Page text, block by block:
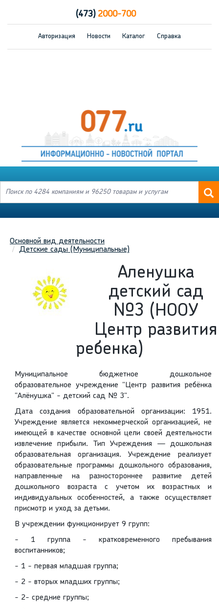
(473)2000-700
Авторизация Новости Каталог Справка
Основной вид деятельности
Детские сады (Муниципальные)
Аленушка
детский сад
№3 (НООУ
Центр развития
ребенка)
Муниципальное бюджетное дошкольное
образовательное учреждение "Центр развития ребёнка
"Алёнушка" - детский сад № 3".
Дата создания образовательной организации: 1951.
Учреждение является некоммерческой организацией, не
имеющей в качестве основной цели своей деятельности
извлечение прибыли. Тип Учреждения — дошкольная
образовательная организация. Учреждение реализует
образовательные программы дошкольного образования,
направленные на разностороннее развитие детей
дошкольного возраста с учетом их возрастных и
индивидуальных особенностей, а также осуществляет
присмотр и уход за детьми.
В учреждении функционирует 9 групп:
- 1 группа - кратковременного пребывания
воспитанников;
- 1 - первая младшая группа;
- 2 - вторых младших группы;
- 2- средние группы;